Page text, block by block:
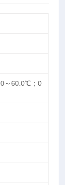
～60.0℃；0